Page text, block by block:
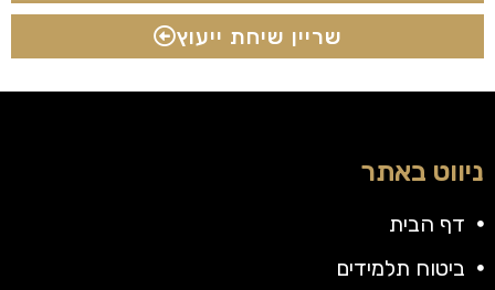
שריין שיחת ייעוץ
ניווט באתר
דף הבית
ביטוח תלמידים